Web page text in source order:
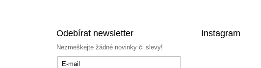
Odebírat newsletter
Nezmeškejte žádné novinky či slevy!
E-mail
Instagram